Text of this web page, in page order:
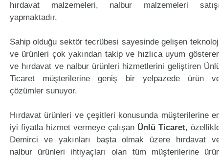
hırdavat malzemeleri, nalbur malzemeleri
yapmaktadır.
Sahip olduğu sektör tecrübesi sayesinde gelişen
ve ürünleri çok yakından takip ve hızlıca uyum
ve hırdavat ve nalbur ürünleri hizmetlerini geliştiren
Ticaret müşterilerine geniş bir yelpazede ürün
çözümler sunuyor.
Hırdavat ürünleri ve çeşitleri konusunda müşterilerine
iyi fiyatla hizmet vermeye çalışan Ünlü Ticaret,
Demirci ve yakınları başta olmak üzere hırdavat
nalbur ürünleri ihtiyaçları olan tüm müşterilerine